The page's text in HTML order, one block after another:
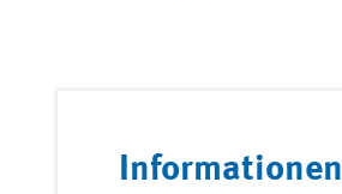
Informationen